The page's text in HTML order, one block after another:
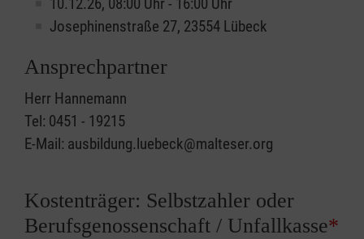
10.12.26, 08:00 Uhr - 16:00 Uhr
Josephinenstraße 27, 23554 Lübeck
Ansprechpartner
Herr Hannemann
Tel: 0451 - 19215
E-Mail: ausbildung.luebeck@malteser.org
Kostenträger: Selbstzahler oder
Berufsgenossenschaft / Unfallkasse*